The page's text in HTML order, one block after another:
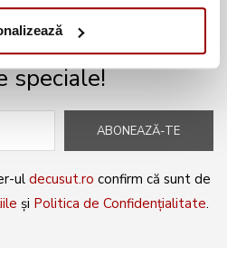
newsletter și fii
cu noile produse și
speciale!
ABONEAZĂ-TE
uldecusut.ro confirm că sunt de
și Politica de Confidențialitate.